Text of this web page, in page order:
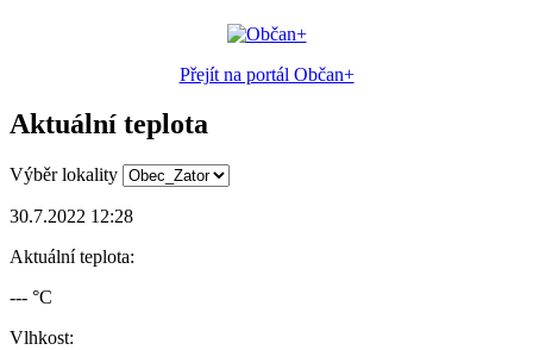
Přejít na portál Občan+
Aktuální teplota
Výběr lokality
30.7.2022 12:28
Aktuální teplota:
--- °C
Vlhkost: